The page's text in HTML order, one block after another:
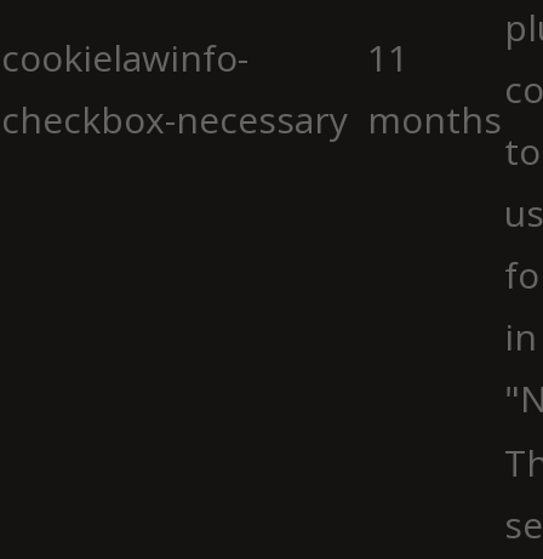
cookielawinfo-
checkbox-necessary
11
months